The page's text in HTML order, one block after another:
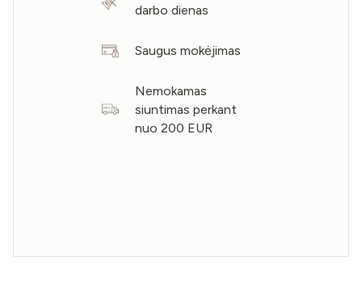
darbo dienas
Saugus mokėjimas
Nemokamas
siuntimas perkant
nuo 200 EUR